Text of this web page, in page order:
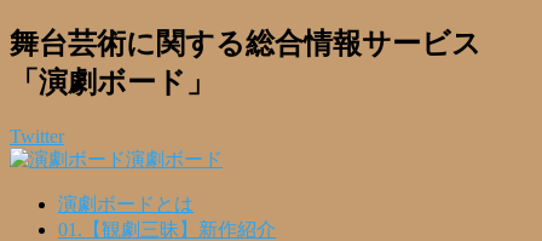
舞台芸術に関する総合情報サービス
「演劇ボード」
Twitter
演劇ボード
演劇ボードとは
01.【観劇三昧】新作紹介